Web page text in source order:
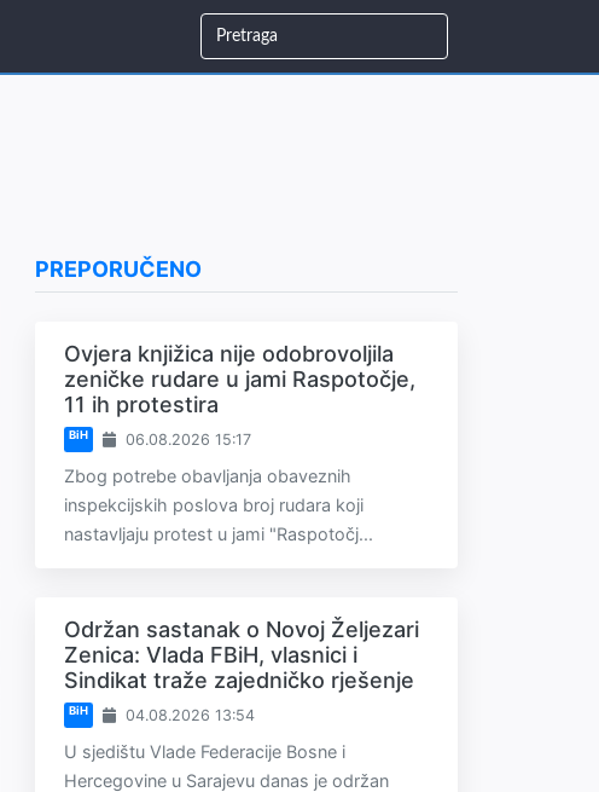
PREPORUČENO
Ovjera knjižica nije odobrovoljila
zeničke rudare u jami Raspotočje,
11 ih protestira
BiH 06.08.2026 15:17
Zbog potrebe obavljanja obaveznih
inspekcijskih poslova broj rudara koji
nastavljaju protest u jami "Raspotočj...
Održan sastanak o Novoj Željezari
Zenica: Vlada FBiH, vlasnici i
Sindikat traže zajedničko rješenje
BiH 04.08.2026 13:54
U sjedištu Vlade Federacije Bosne i
Hercegovine u Sarajevu danas je održan